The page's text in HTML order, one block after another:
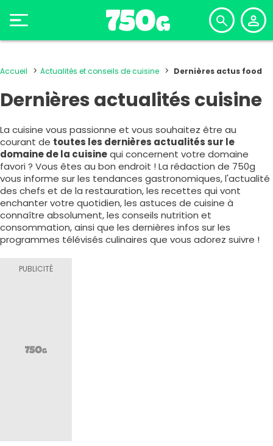
Accueil Actualités et conseils de cuisine Dernières actus food
Dernières actualités cuisine
La cuisine vous passionne et vous souhaitez être au
courant de toutes les dernières actualités sur le
domaine de la cuisinequi concernent votre domaine
favori ? Vous êtes au bon endroit ! La rédaction de 750g
vous informe sur les tendances gastronomiques, l'actualité
des chefs et de la restauration, les recettes qui vont
enchanter votre quotidien, les astuces de cuisine à
connaître absolument, les conseils nutrition et
consommation, ainsi que les dernières infos sur les
programmes télévisés culinaires que vous adorez suivre !